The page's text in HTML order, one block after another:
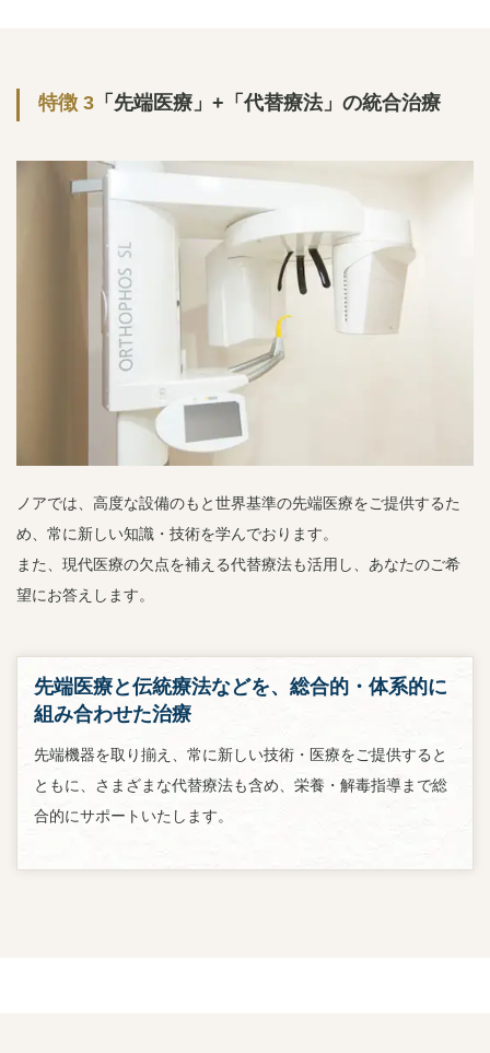
特徴 3 「先端医療」+「代替療法」の統合治療
ノアでは、高度な設備のもと世界基準の先端医療をご提供するた
め、常に新しい知識・技術を学んでおります。
また、現代医療の欠点を補える代替療法も活用し、あなたのご希
望にお答えします。
先端医療と伝統療法などを、総合的・体系的に
組み合わせた治療
先端機器を取り揃え、常に新しい技術・医療をご提供すると
ともに、さまざまな代替療法も含め、栄養・解毒指導まで総
合的にサポートいたします。